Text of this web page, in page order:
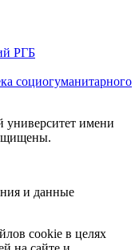
имени
и данные
cookie в целях